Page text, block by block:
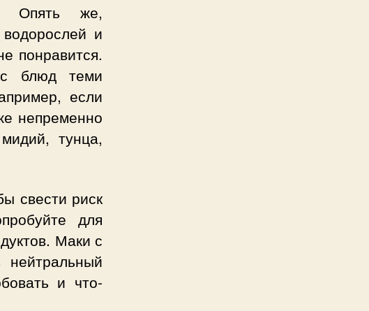
Опять же,
и
понравится.
блюд теми
если
непременно
тунца,
свести риск
для
Маки с
и что-